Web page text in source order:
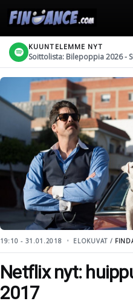
KUUNTELEMME NYT
Soittolista: Bilepoppia 2026 -
19:10 - 31.01.2018 ELOKUVAT /
Netflix nyt:
2017